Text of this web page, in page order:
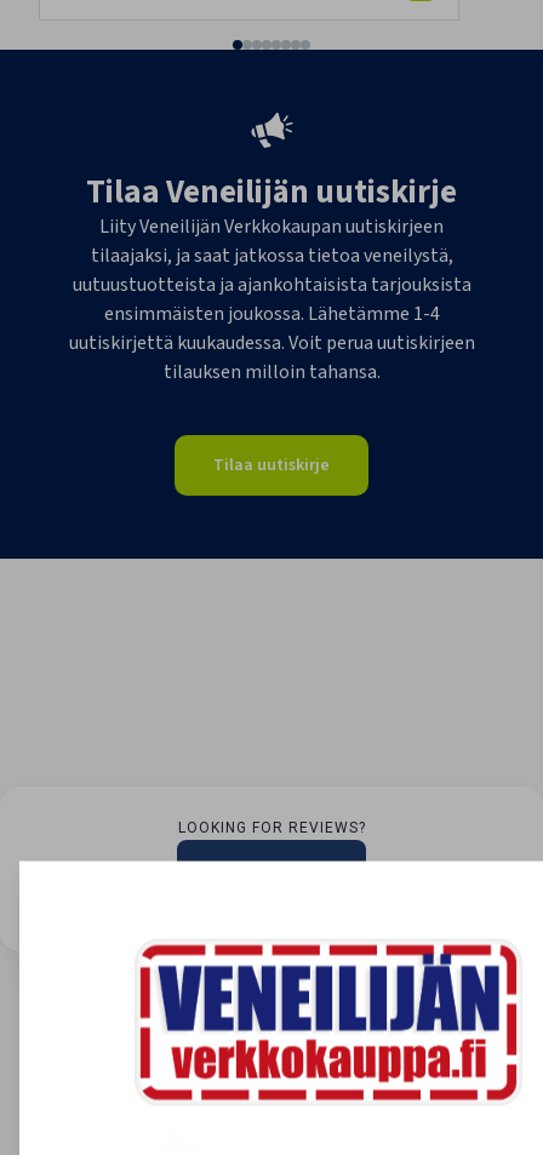
Tilaa Veneilijän uutiskirje
Liity Veneilijän Verkkokaupan uutiskirjeen
tilaajaksi, ja saat jatkossa tietoa veneilystä,
uutuustuotteista ja ajankohtaisista tarjouksista
ensimmäisten joukossa. Lähetämme 1-4
uutiskirjettä kuukaudessa. Voit perua uutiskirjeen
tilauksen milloin tahansa.
Tilaa uutiskirje
LOOKING FOR REVIEWS?
View all reviews